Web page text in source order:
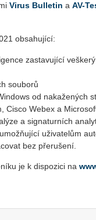
Virus Bul­le­tin a AV-
ob­sa­hu­jí­cí:
za­sta­vu­jí­cí
sou­bo­rů
od na­ka­že­ných
Cisco Webex a
a sig­na­tur­ních
uži­va­te­lům
bez pře­ru­še­ní.
je k dis­po­zi­ci na